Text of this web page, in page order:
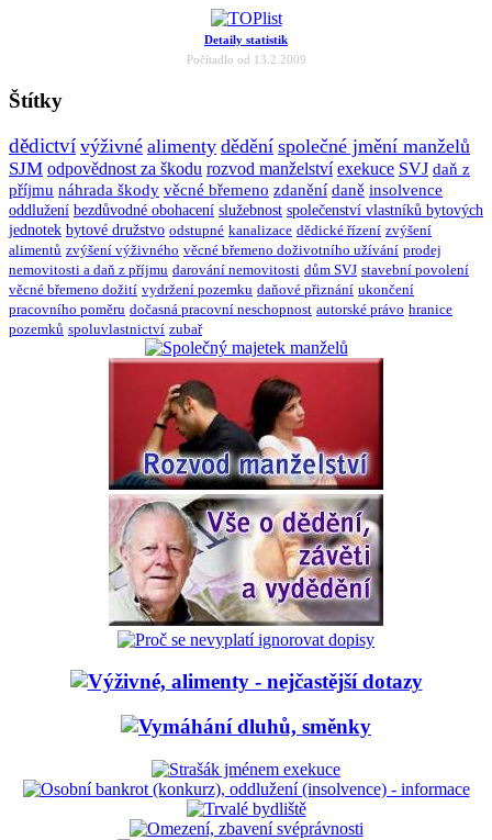
Detaily statistik
Počítadlo od 13.2.2009
Štítky
dědictví výživné alimenty dědění společné jmění manželů
SJM odpovědnost za škodu rozvod manželství exekuce SVJ daň z
příjmu náhrada škody věcné břemeno zdanění daně insolvence
oddlužení bezdůvodné obohacení služebnost společenství vlastníků bytových
jednotek bytové družstvo odstupné kanalizace dědické řízení zvýšení
alimentů zvýšení výživného věcné břemeno doživotního užívání prodej
nemovitosti a daň z příjmu darování nemovitosti dům SVJ stavební povolení
věcné břemeno dožití vydržení pozemku daňové přiznání ukončení
pracovního poměru dočasná pracovní neschopnost autorské právo hranice
pozemků spoluvlastnictví zubař